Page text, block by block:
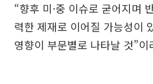
“향후 미·중 이슈로 굳어지며
력한 제재로 이어질 가능성이
영향이 부문별로 나타날 것”이